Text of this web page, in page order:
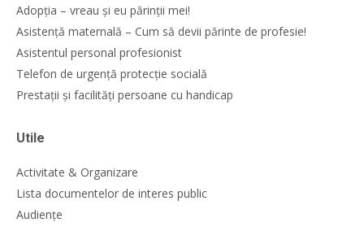
Adopția – vreau și eu părinții mei!
Asistență maternală – Cum să devii părinte de profesie!
Asistentul personal profesionist
Telefon de urgență protecție socială
Prestații și facilități persoane cu handicap
Utile
Activitate & Organizare
Lista documentelor de interes public
Audiențe